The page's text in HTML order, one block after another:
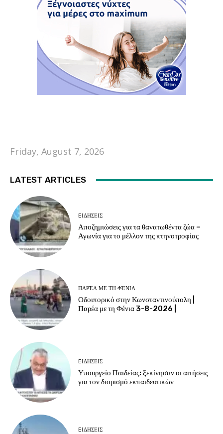
Friday, August 7, 2026
LATEST ARTICLES
EΙΔΗΣΕΙΣ
Αποζημιώσεις για τα θανατωθέντα ζώα –
Αγωνία για το μέλλον της κτηνοτροφίας
ΠΑΡΈΑ ΜΕ ΤΗ ΦΈΝΙΑ
Οδοιπορικό στην Κωνσταντινούπολη |
Παρέα με τη Φένια 3-8-2026 |
EΙΔΗΣΕΙΣ
Υπουργείο Παιδείας: ξεκίνησαν οι αιτήσεις
για τον διορισμό εκπαιδευτικών
EΙΔΗΣΕΙΣ